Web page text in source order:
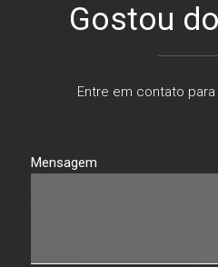
Gostou
Entre em contato
Mensagem